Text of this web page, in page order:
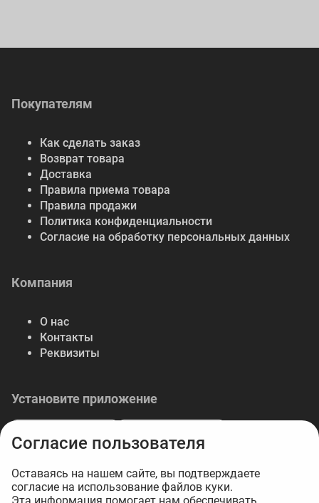
Покупателям
Как сделать заказ
Возврат товара
Доставка
Правила приема товара
Правила продажи
Политика конфиденциальности
Согласие на обработку персональных данных
Компания
О нас
Контакты
Реквизиты
Установите приложение
© 2026 Либерте — весь спектр отделочных
Согласие пользователя
Оставаясь на нашем сайте, вы подтверждаете
согласие на использование файлов куки.